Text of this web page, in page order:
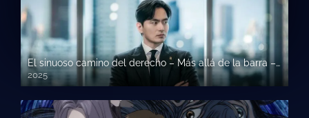
El sinuoso camino del derecho – Más allá de la barra – Beyond The Bar
2025